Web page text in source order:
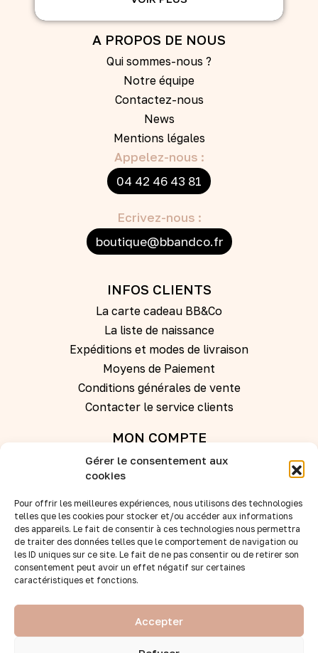
Gérer le consentement aux
cookies
Pour offrir les meilleures expériences, nous utilisons des technologies
telles que les cookies pour stocker et/ou accéder aux informations
des appareils. Le fait de consentir à ces technologies nous permettra
de traiter des données telles que le comportement de navigation ou
les ID uniques sur ce site. Le fait de ne pas consentir ou de retirer son
consentement peut avoir un effet négatif sur certaines
caractéristiques et fonctions.
Accepter
A PROPOS DE NOUS
Qui sommes-nous ?
Notre équipe
Contactez-nous
News
Mentions légales
Appelez-nous :
04 42 46 43 81
Ecrivez-nous :
boutique@bbandco.fr
INFOS CLIENTS
La carte cadeau BB&Co
La liste de naissance
Expéditions et modes de livraison
Moyens de Paiement
Conditions générales de vente
Contacter le service clients
MON COMPTE
Se connecter
Créer un compte
REVENDEURS
Nos points de vente
Devenir revendeur
Accès B to B
SUIVEZ-NOUS :